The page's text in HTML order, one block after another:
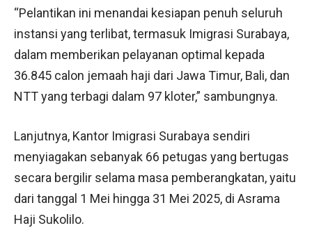
“Pelantikan ini menandai kesiapan penuh seluruh
instansi yang terlibat, termasuk Imigrasi Surabaya,
dalam memberikan pelayanan optimal kepada
36.845 calon jemaah haji dari Jawa Timur, Bali, dan
NTT yang terbagi dalam 97 kloter,” sambungnya.
Lanjutnya, Kantor Imigrasi Surabaya sendiri
menyiagakan sebanyak 66 petugas yang bertugas
secara bergilir selama masa pemberangkatan, yaitu
dari tanggal 1 Mei hingga 31 Mei 2025, di Asrama
Haji Sukolilo.